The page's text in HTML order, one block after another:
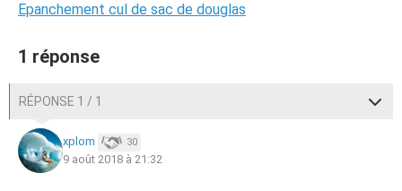
Epanchement cul de sac de douglas
1 réponse
RÉPONSE 1 / 1
xplom 30
9 août 2018 à 21:32